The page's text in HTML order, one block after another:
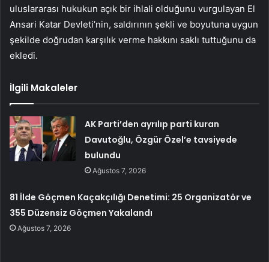
uluslararası hukukun açık bir ihlali olduğunu vurgulayan El
Ansari Katar Devleti’nin, saldırının şekli ve boyutuna uygun
şekilde doğrudan karşılık verme hakkını saklı tuttuğunu da
ekledi.
İlgili Makaleler
AK Parti’den ayrılıp parti kuran
Davutoğlu, Özgür Özel’e tavsiyede
bulundu
Ağustos 7, 2026
81 İlde Göçmen Kaçakçılığı Denetimi: 25 Organizatör ve
355 Düzensiz Göçmen Yakalandı
Ağustos 7, 2026